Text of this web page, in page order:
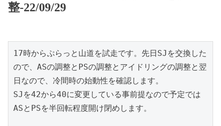
整-22/09/29
17時からぷらっと山道を試走です。先日SJを交換した
ので、ASの調整とPSの調整とアイドリングの調整と翌
日なので、冷間時の始動性を確認します。
SJを42から40に変更している事前提なので予定では
ASとPSを半回転程度開け閉めします。